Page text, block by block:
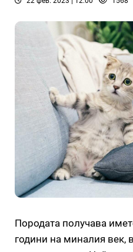
Породата получава
години на миналия век,